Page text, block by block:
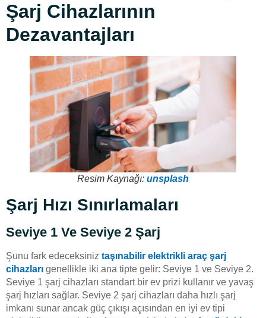
Şarj Cihazlarının
Dezavantajları
Resim Kaynağı: unsplash
Şarj Hızı Sınırlamaları
Seviye 1 Ve Seviye 2 Şarj
Şunu fark edeceksiniz taşınabilir elektrikli araç şarj
cihazları genellikle iki ana tipte gelir: Seviye 1 ve Seviye 2.
Seviye 1 şarj cihazları standart bir ev prizi kullanır ve yavaş
şarj hızları sağlar. Seviye 2 şarj cihazları daha hızlı şarj
imkanı sunar ancak güç çıkışı açısından en iyi ev tipi